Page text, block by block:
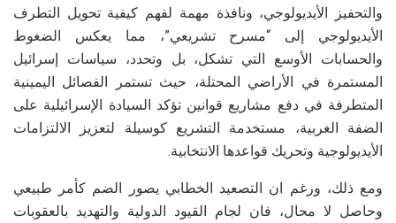
والتحفيز الأيديولوجي، ونافذة مهمة لفهم كيفية تحويل التطرف
الأيديولوجي إلى “مسرح تشريعي”، مما يعكس الضغوط
والحسابات الأوسع التي تشكل، بل وتحدد، سياسات إسرائيل
المستمرة في الأراضي المحتلة، حيث تستمر الفصائل اليمينية
المتطرفة في دفع مشاريع قوانين تؤكد السيادة الإسرائيلية على
الضفة الغربية، مستخدمة التشريع كوسيلة لتعزيز الالتزامات
الأيديولوجية وتحريك قواعدها الانتخابية.
ومع ذلك، ورغم ان التصعيد الخطابي يصور الضم كأمر طبيعي
وحاصل لا محال، فان لجام القيود الدولية والتهديد بالعقوبات